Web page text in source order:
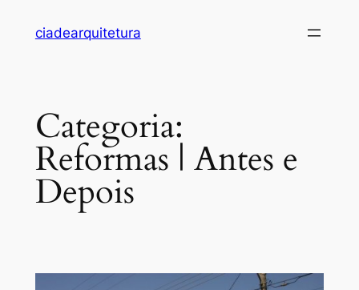
ciadearquitetura
Categoria:
Reformas | Antes e
Depois